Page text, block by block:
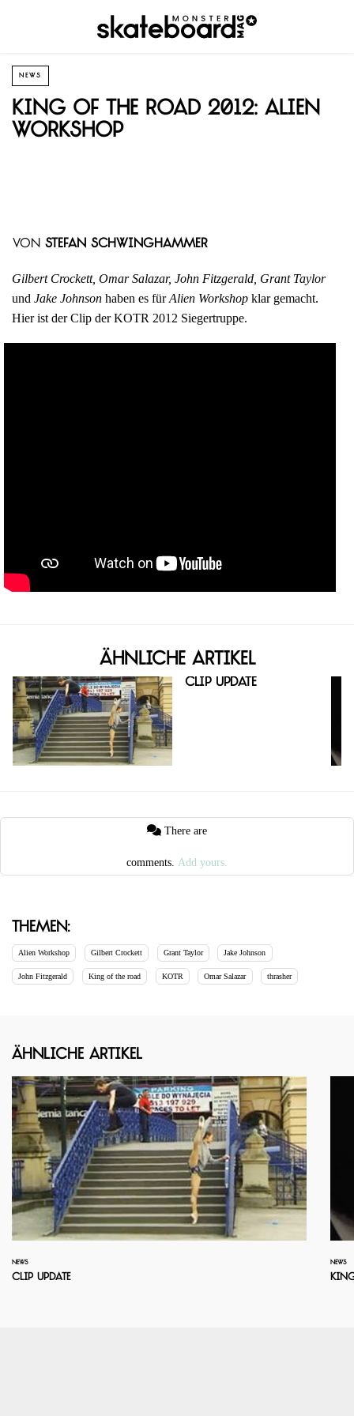
NEWS
King of the Road 2012: Alien
Workshop
von Stefan Schwinghammer
Gilbert Crockett, Omar Salazar, John Fitzgerald, Grant Taylor
und Jake Johnson haben es fürAlien Workshop klar gemacht.
Hier ist der Clip der KOTR 2012 Siegertruppe.
Ähnliche Artikel
Clip Update
comments. Add yours.
Themen:
Alien Workshop Gilbert Crockett Grant Taylor Jake Johnson
John Fitzgerald King of the road KOTR Omar Salazar thrasher
Ähnliche Artikel
NEWS
Clip Update
NEWS